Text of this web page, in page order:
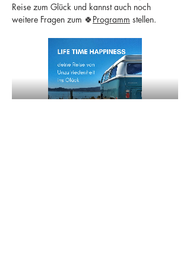
Reise zum Glück und kannst auch noch
weitere Fragen zum 🍀Programm stellen.